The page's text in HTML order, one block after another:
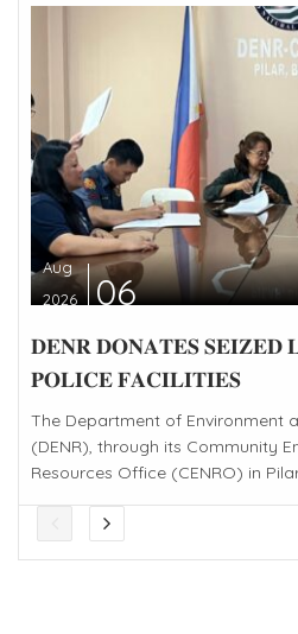
Aug
2026
06
𝐃𝐄𝐍𝐑 𝐃𝐎𝐍𝐀𝐓𝐄𝐒 𝐒𝐄𝐈𝐙𝐄𝐃
𝐏𝐎𝐋𝐈𝐂𝐄 𝐅𝐀𝐂𝐈𝐋𝐈𝐓𝐈𝐄𝐒
The Department of Environment
(DENR), through its Community
Resources Office (CENRO) in